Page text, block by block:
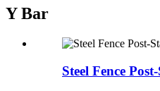
Y Bar
Steel Fence